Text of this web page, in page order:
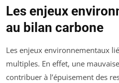
Les enjeux
au bilan carbone
Les enjeux environnementaux
multiples. En effet, une
contribuer à l’épuisement des